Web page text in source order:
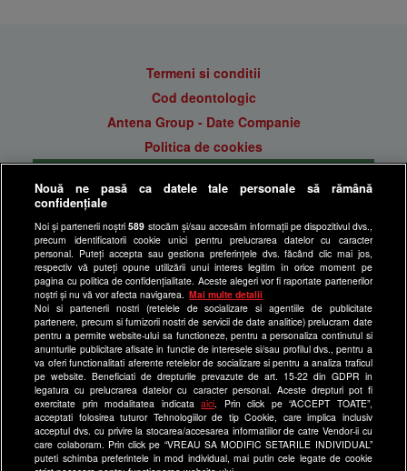
Termeni si conditii
Cod deontologic
Antena Group - Date Companie
Politica de cookies
Politica de confidentialitate
Anunturi gratuite pe Lajumate.ro
Ultimele Stiri
Program Happy Channel
Echipa editorială
Site-uri Antena Group
a1.ro
antenastars.ro
as.ro
catine.ro
chefi.ro
Nouă ne pasă ca datele tale personale să rămână
confidențiale
Noi și partenerii noștri589 stocăm și/sau accesăm informații pe dispozitivul dvs.,
precum identificatorii cookie unici pentru prelucrarea datelor cu caracter
personal. Puteți accepta sau gestiona preferințele dvs. făcând clic mai jos,
respectiv vă puteți opune utilizării unui interes legitim în orice moment pe
pagina cu politica de confidențialitate. Aceste alegeri vor fi raportate partenerilor
noștri și nu vă vor afecta navigarea.
Mai multe detalii
Noi si partenerii nostri (retelele de socializare si agentiile de publicitate
partenere, precum si furnizorii nostri de servicii de date analitice) prelucram date
pentru a permite website-ului sa functioneze, pentru a personaliza continutul si
anunturile publicitare afisate in functie de interesele si/sau profilul dvs., pentru a
va oferi functionalitati aferente retelelor de socializare si pentru a analiza traficul
pe website. Beneficiati de drepturile prevazute de art. 15-22 din GDPR in
legatura cu prelucrarea datelor cu caracter personal. Aceste drepturi pot fi
exercitate prin modalitatea indicataaici . Prin click pe “ACCEPT TOATE”,
acceptati folosirea tuturor Tehnologiilor de tip Cookie, care implica inclusiv
acceptul dvs. cu privire la stocarea/accesarea informatiilor de catre Vendor-ii cu
care colaboram. Prin click pe “VREAU SA MODIFIC SETARILE INDIVIDUAL”
puteti schimba preferintele in mod individual, mai putin cele legate de cookie